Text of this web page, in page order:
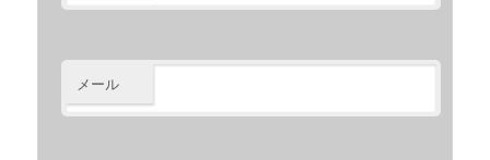
メール